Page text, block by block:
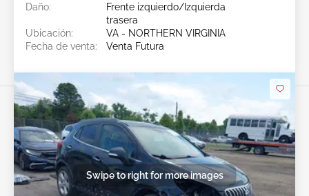
Daño:
Frente izquierdo/Izquierda
trasera
Ubicación:
VA - NORTHERN VIRGINIA
Fecha de venta:
Venta Futura
Swipe to right for more images